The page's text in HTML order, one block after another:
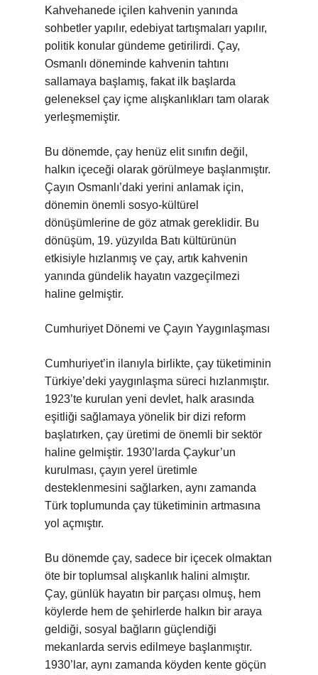
Kahvehanede içilen kahvenin yanında
sohbetler yapılır, edebiyat tartışmaları yapılır,
politik konular gündeme getirilirdi. Çay,
Osmanlı döneminde kahvenin tahtını
sallamaya başlamış, fakat ilk başlarda
geleneksel çay içme alışkanlıkları tam olarak
yerleşmemiştir.
Bu dönemde, çay henüz elit sınıfın değil,
halkın içeceği olarak görülmeye başlanmıştır.
Çayın Osmanlı’daki yerini anlamak için,
dönemin önemli sosyo-kültürel
dönüşümlerine de göz atmak gereklidir. Bu
dönüşüm, 19. yüzyılda Batı kültürünün
etkisiyle hızlanmış ve çay, artık kahvenin
yanında gündelik hayatın vazgeçilmezi
haline gelmiştir.
Cumhuriyet Dönemi ve Çayın Yaygınlaşması
Cumhuriyet’in ilanıyla birlikte, çay tüketiminin
Türkiye’deki yaygınlaşma süreci hızlanmıştır.
1923’te kurulan yeni devlet, halk arasında
eşitliği sağlamaya yönelik bir dizi reform
başlatırken, çay üretimi de önemli bir sektör
haline gelmiştir. 1930’larda Çaykur’un
kurulması, çayın yerel üretimle
desteklenmesini sağlarken, aynı zamanda
Türk toplumunda çay tüketiminin artmasına
yol açmıştır.
Bu dönemde çay, sadece bir içecek olmaktan
öte bir toplumsal alışkanlık halini almıştır.
Çay, günlük hayatın bir parçası olmuş, hem
köylerde hem de şehirlerde halkın bir araya
geldiği, sosyal bağların güçlendiği
mekanlarda servis edilmeye başlanmıştır.
1930’lar, aynı zamanda köyden kente göçün